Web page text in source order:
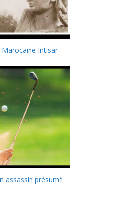
Marocaine Intisar
assassin présumé